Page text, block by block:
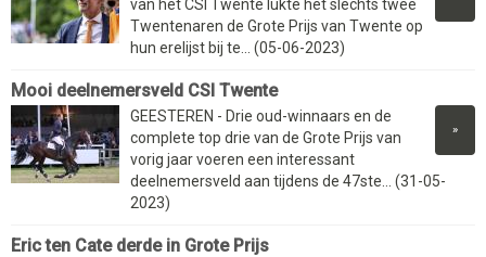
van het CSI Twente lukte het slechts twee
Twentenaren de Grote Prijs van Twente op
hun erelijst bij te... (05-06-2023)
Mooi deelnemersveld CSI Twente
»
GEESTEREN - Drie oud-winnaars en de
complete top drie van de Grote Prijs van
vorig jaar voeren een interessant
deelnemersveld aan tijdens de 47ste... (31-05-
2023)
Eric ten Cate derde in Grote Prijs